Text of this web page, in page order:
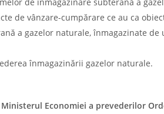
de vânzare-cumpărare ce au ca
a gazelor naturale, înmagazinate
înmagazinării gazelor naturale.
Economiei a prevederilor